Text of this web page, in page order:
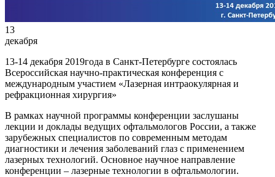
13
декабря
13-14 декабря 2019года в Санкт-Петербурге состоялась
Всероссийская научно-практическая конференция с
международным участием «Лазерная интраокулярная и
рефракционная хирургия»
В рамках научной программы конференции заслушаны
лекции и доклады ведущих офтальмологов России, а также
зарубежных специалистов по современным методам
диагностики и лечения заболеваний глаз с применением
лазерных технологий. Основное научное направление
конференции – лазерные технологии в офтальмологии.